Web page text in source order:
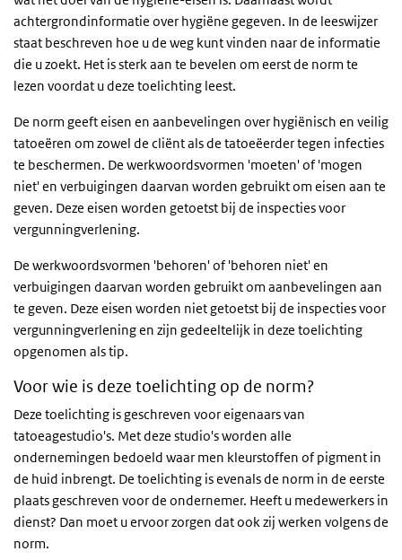
achtergrondinformatie over hygiëne gegeven. In de leeswijzer
staat beschreven hoe u de weg kunt vinden naar de informatie
die u zoekt. Het is sterk aan te bevelen om eerst de norm te
lezen voordat u deze toelichting leest.
De norm geeft eisen en aanbevelingen over hygiënisch en veilig
tatoeëren om zowel de cliënt als de tatoeëerder tegen infecties
te beschermen. De werkwoordsvormen 'moeten' of 'mogen
niet' en verbuigingen daarvan worden gebruikt om eisen aan te
geven. Deze eisen worden getoetst bij de inspecties voor
vergunningverlening.
De werkwoordsvormen 'behoren' of 'behoren niet' en
verbuigingen daarvan worden gebruikt om aanbevelingen aan
te geven. Deze eisen worden niet getoetst bij de inspecties voor
vergunningverlening en zijn gedeeltelijk in deze toelichting
opgenomen als tip.
Voor wie is deze toelichting op de norm?
Deze toelichting is geschreven voor eigenaars van
tatoeagestudio's. Met deze studio's worden alle
ondernemingen bedoeld waar men kleurstoffen of pigment in
de huid inbrengt. De toelichting is evenals de norm in de eerste
plaats geschreven voor de ondernemer. Heeft u medewerkers in
dienst? Dan moet u ervoor zorgen dat ook zij werken volgens de
norm.